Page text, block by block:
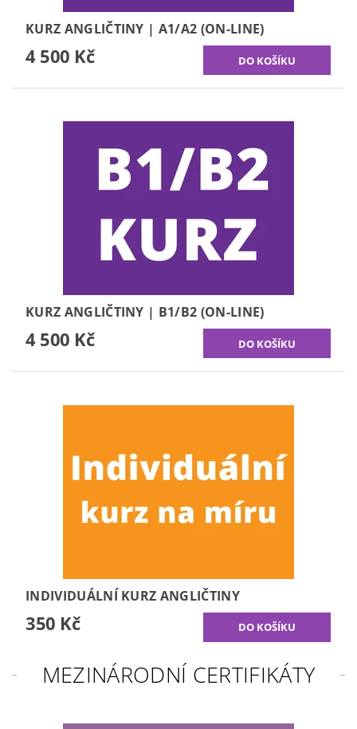
KURZ ANGLIČTINY | A1/A2 (ON-LINE)
4 500 Kč
KURZ ANGLIČTINY | B1/B2 (ON-LINE)
4 500 Kč
INDIVIDUÁLNÍ KURZ ANGLIČTINY
350 Kč
MEZINÁRODNÍ CERTIFIKÁTY